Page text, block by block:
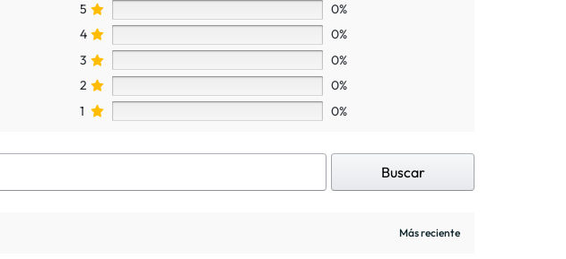
5
0%
4
0%
3
0%
2
0%
1
0%
Buscar